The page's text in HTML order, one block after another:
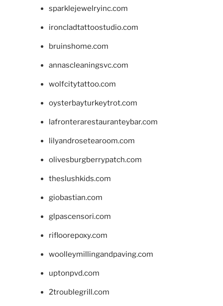
sparklejewelryinc.com
ironcladtattoostudio.com
bruinshome.com
annascleaningsvc.com
wolfcitytattoo.com
oysterbayturkeytrot.com
lafronterarestauranteybar.com
lilyandrosetearoom.com
olivesburgberrypatch.com
theslushkids.com
giobastian.com
glpascensori.com
rifloorepoxy.com
woolleymillingandpaving.com
uptonpvd.com
2troublegrill.com